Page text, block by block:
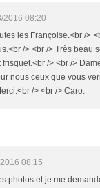
2016 08:20
les Françoise.<br />
/> <br /> Très beau
frisquet.<br /> <br />
nous ceux que vous
/> <br /> Caro.
08:15
photos et je me